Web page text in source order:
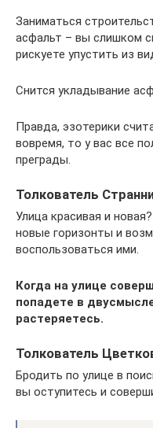
Заниматься
асфальт – вы слишком
рискуете упустить из
Снится укладывание
Правда, эзотерики
вовремя, то у вас все
преграды.
Толкователь
Улица красивая и
новые горизонты и
воспользоваться ими.
Когда на улице
попадете в
растеряетесь.
Толкователь
Бродить по улице в
вы оступитесь и